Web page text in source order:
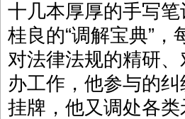
十几本厚厚的手写
桂良的“调解宝典”
对法律法规的精研
办工作，他参与的
挂牌，他又调处各